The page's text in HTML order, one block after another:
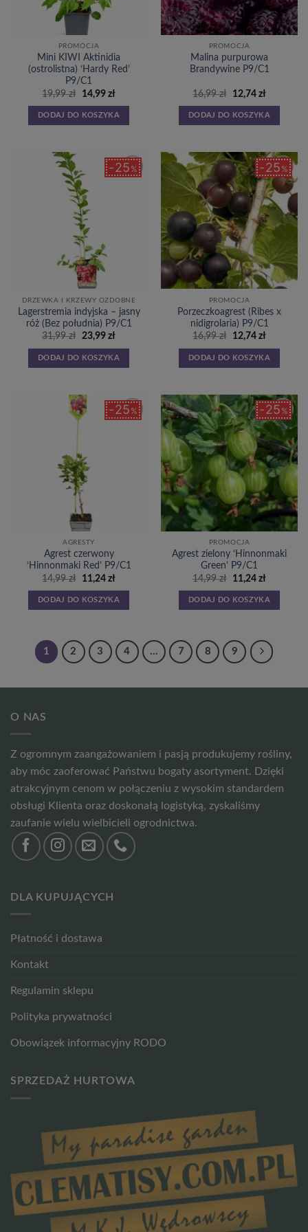
PROMOCJA
Mini KIWI Aktinidia
(ostrolistna) ‘Hardy Red’
P9/C1
19,99zł
Pierwotna
wynosiła:
19,99 zł.
14,99 złAktualna
wynosi:
14,99 zł.
DODAJ DO KOSZYKA
PROMOCJA
Malina purpurowa
Brandywine P9/C1
16,99zł
Pierwotna
wynosiła:
16,99 zł.
12,74 złAktualna
wynosi:
12,74 zł.
DODAJ DO KOSZYKA
25%
DRZEWKA I KRZEWY OZDOBNE
Lagerstremia indyjska – jasny
róż (Bez południa) P9/C1
31,99zł
Pierwotna
wynosiła:
31,99 zł.
23,99 złAktualna
wynosi:
23,99 zł.
DODAJ DO KOSZYKA
25%
Dodaj
do
listy
życzeń
PROMOCJA
Porzeczkoagrest (Ribes x
nidigrolaria) P9/C1
16,99zł
Pierwotna
wynosiła:
16,99 zł.
12,74 złAktualna
wynosi:
12,74 zł.
DODAJ DO KOSZYKA
25%
AGRESTY
Agrest czerwony
‘Hinnonmaki Red’ P9/C1
14,99zł
Pierwotna
wynosiła:
14,99 zł.
11,24 złAktualna
wynosi:
11,24 zł.
DODAJ DO KOSZYKA
25%
Dodaj
do
listy
życzeń
PROMOCJA
Agrest zielony ‘Hinnonmaki
Green’ P9/C1
14,99zł
Pierwotna
wynosiła:
14,99 zł.
11,24 złAktualna
wynosi:
11,24 zł.
DODAJ DO KOSZYKA
1 2 3 4 … 7 8 9
O NAS
Z ogromnym zaangażowaniem i pasją produkujemy rośliny,
aby móc zaoferować Państwu bogaty asortyment. Dzięki
atrakcyjnym cenom w połączeniu z wysokim standardem
obsługi Klienta oraz doskonałą logistyką, zyskaliśmy
zaufanie wielu wielbicieli ogrodnictwa.
DLA KUPUJĄCYCH
Płatność i dostawa
Kontakt
Regulamin sklepu
Polityka prywatności
Obowiązek informacyjny RODO
SPRZEDAŻ HURTOWA